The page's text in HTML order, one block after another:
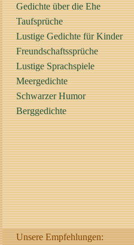
Gedichte über die Ehe
Taufsprüche
Lustige Gedichte für Kinder
Freundschaftssprüche
Lustige Sprachspiele
Meergedichte
Schwarzer Humor
Berggedichte
Unsere Empfehlungen: